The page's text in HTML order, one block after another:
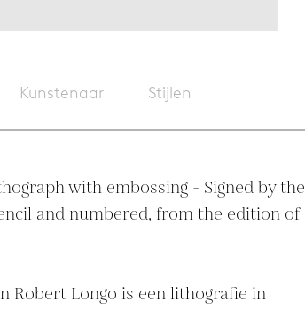
Kunstenaar Stijlen
with embossing - Signed by the
and numbered, from the edition of
Robert Longo is een lithografie in